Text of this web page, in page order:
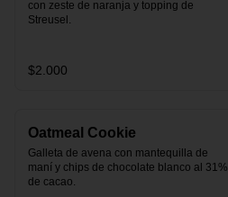
con zeste de naranja y topping de
Streusel.
$2.000
Oatmeal Cookie
Galleta de avena con mantequilla de
maní y chips de chocolate blanco al 31%
de cacao.